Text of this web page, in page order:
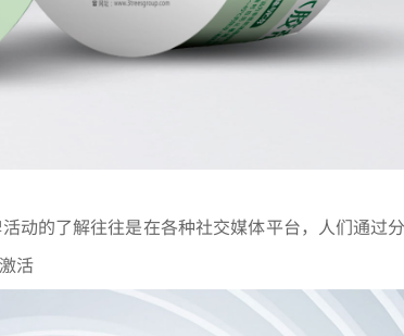
动的了解往往是在各种社交媒体平台，人们通过
活